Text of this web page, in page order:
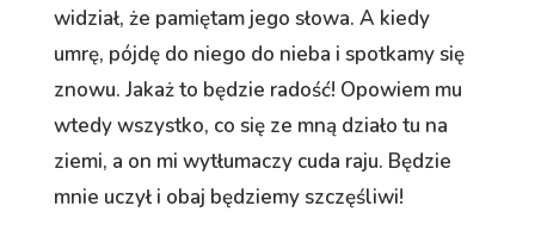
widział, że pamiętam jego słowa. A kiedy
umrę, pójdę do niego do nieba i spotkamy się
znowu. Jakaż to będzie radość! Opowiem mu
wtedy wszystko, co się ze mną działo tu na
ziemi, a on mi wytłumaczy cuda raju. Będzie
mnie uczył i obaj będziemy szczęśliwi!